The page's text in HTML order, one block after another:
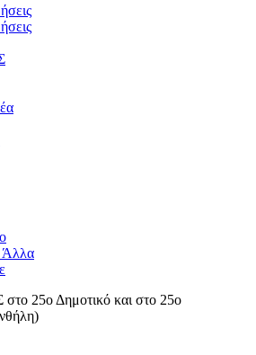
Άλλα
25ο Δημοτικό και στο 25ο